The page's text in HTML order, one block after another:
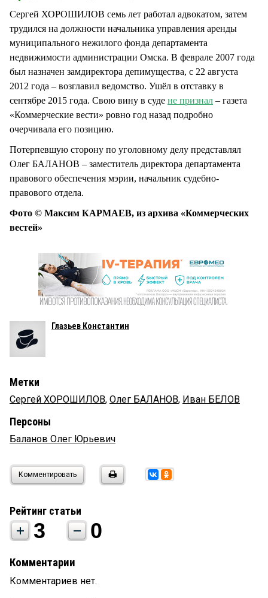
Сергей ХОРОШИЛОВ семь лет работал адвокатом, затем
трудился на должности начальника управления аренды
муниципального нежилого фонда департамента
недвижимости администрации Омска. В феврале 2007 года
был назначен замдиректора депимущества, с 22 августа
2012 года – возглавил ведомство. Ушёл в отставку в
сентябре 2015 года. Свою вину в суде не признал – газета
«Коммерческие вести» ровно год назад подробно
очерчивала его позицию.
Потерпевшую сторону по уголовному делу представлял
Олег БАЛАНОВ – заместитель директора департамента
правового обеспечения мэрии, начальник судебно-
правового отдела.
Фото © Максим КАРМАЕВ, из архива «Коммерческих
вестей»
Глазьев Константин
Метки
Сергей ХОРОШИЛОВ, Олег БАЛАНОВ, Иван БЕЛОВ
Персоны
Баланов ​Олег Юрьевич
Комментировать
Рейтинг статьи
3 0
Комментарии
Комментариев нет.